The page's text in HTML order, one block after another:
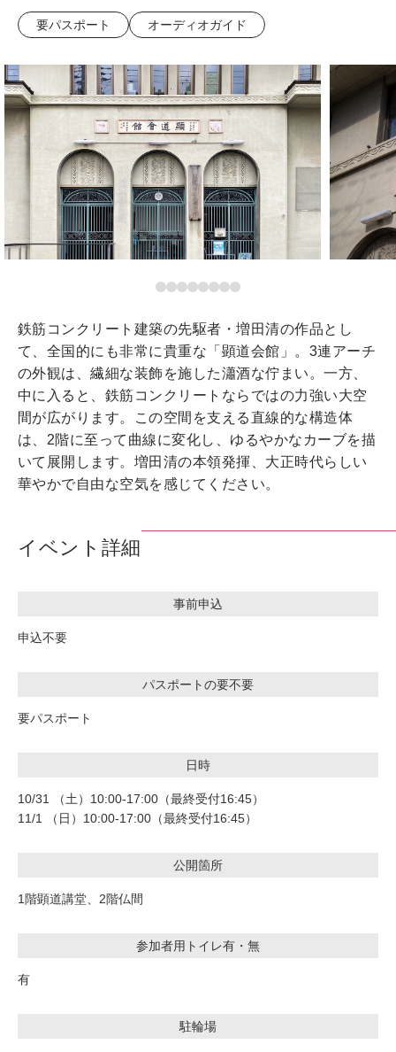
要パスポート オーディオガイド
鉄筋コンクリート建築の先駆者・増田清の作品とし
て、全国的にも非常に貴重な「顕道会館」。3連アーチ
の外観は、繊細な装飾を施した瀟酒な佇まい。一方、
中に入ると、鉄筋コンクリートならではの力強い大空
間が広がります。この空間を支える直線的な構造体
は、2階に至って曲線に変化し、ゆるやかなカーブを描
いて展開します。増田清の本領発揮、大正時代らしい
華やかで自由な空気を感じてください。
イベント詳細
事前申込
申込不要
パスポートの要不要
要パスポート
日時
10/31 （土）10:00-17:00（最終受付16:45）
11/1 （日）10:00-17:00（最終受付16:45）
公開箇所
1階顕道講堂、2階仏間
参加者用トイレ有・無
有
駐輪場